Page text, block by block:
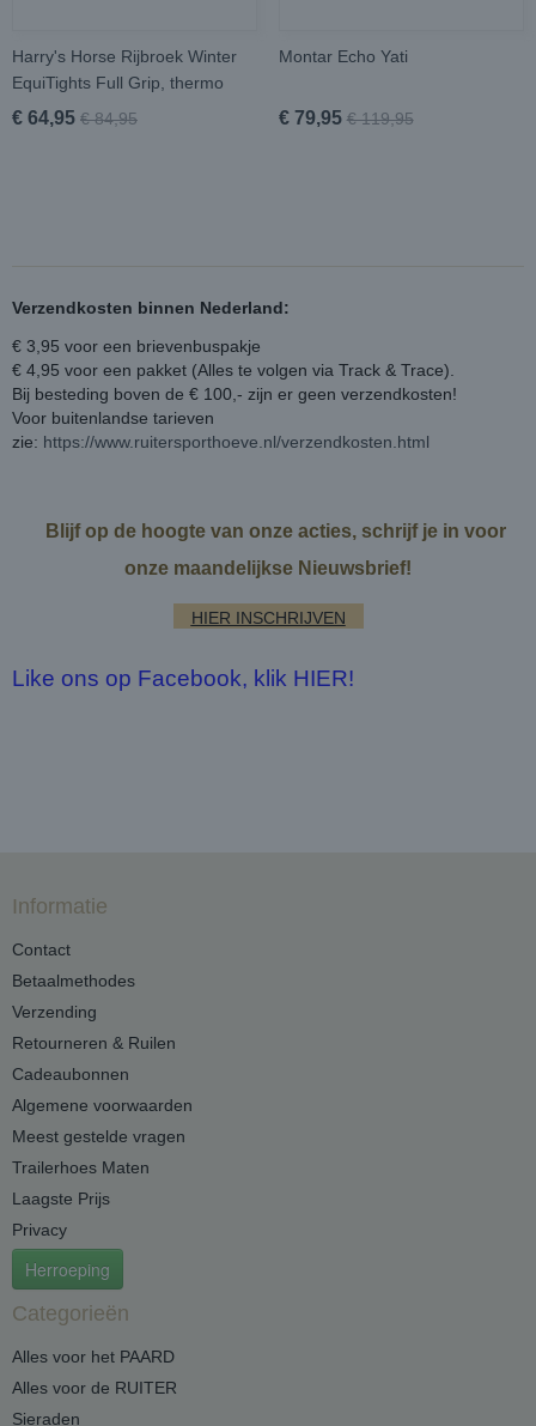
Harry's Horse Rijbroek Winter
EquiTights Full Grip, thermo
€ 64,95 € 84,95
Montar Echo Yati
€ 79,95 € 119,95
Verzendkosten binnen Nederland:
€ 3,95 voor een brievenbuspakje
€ 4,95 voor een pakket (Alles te volgen via Track & Trace).
Bij besteding boven de € 100,- zijn er geen verzendkosten!
Voor buitenlandse tarieven
zie: https://www.ruitersporthoeve.nl/verzendkosten.html
Blijf op de hoogte van onze acties, schrijf je in voor
onze maandelijkse Nieuwsbrief!
HIER INSCHRIJVEN
Like ons op Facebook, klik HIER!
Informatie
Contact
Betaalmethodes
Verzending
Retourneren & Ruilen
Cadeaubonnen
Algemene voorwaarden
Meest gestelde vragen
Trailerhoes Maten
Laagste Prijs
Privacy
Herroeping
Categorieën
Alles voor het PAARD
Alles voor de RUITER
Sieraden